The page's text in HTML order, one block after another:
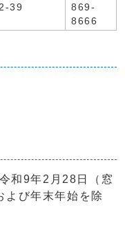
39
869-
8666
和9年2月28日（窓
よび年末年始を除